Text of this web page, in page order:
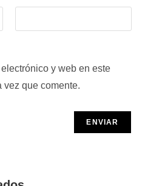
y web en este
vez que comente.